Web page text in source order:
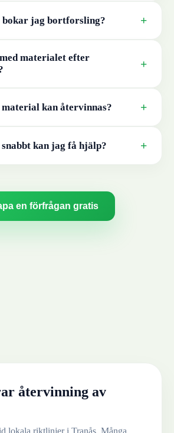
jag bortforsling? +
materialet efter
+
kan återvinnas? +
kan jag få hjälp? +
en förfrågan gratis
återvinning av